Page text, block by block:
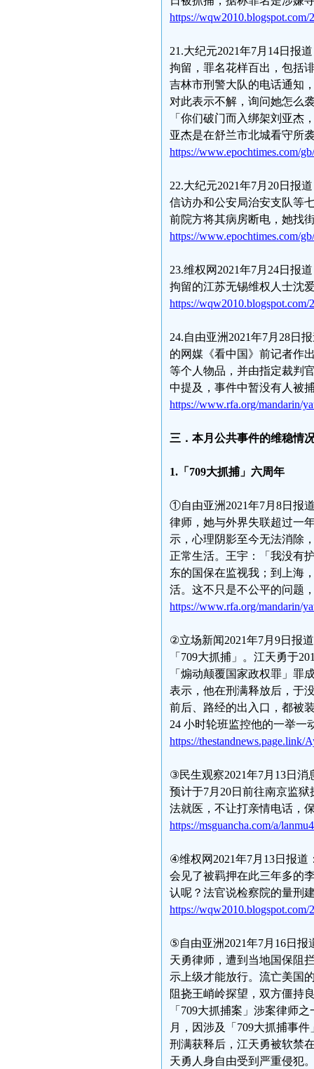
https://wqw2010.blogspot.com/
21.大纪元2021年7月14日报
拘留，罪名花样百出，包括
吉林市刑警大队的电话通知
对此表示不解，询问她怎么
「你们破门而入绑架刘亚杰
亚杰是在舒兰市北城看守所
https://www.epochtimes.com/
22.大纪元2021年7月20日报
信访办和公安局治安支队等
前院方将其病房断电，她找
https://www.epochtimes.com/
23.维权网2021年7月24日报
拘留的江苏无锡维权人士沈
https://wqw2010.blogspot.com/
24.自由亚洲2021年7月28日
的网媒《看中国》前记者作
等个人物品，并由指定裁判
中提及，事件中暂没有人被
https://www.rfa.org/mandarin/
三．本月公共事件的维稳情
1.「709大抓捕」六周年
①自由亚洲2021年7月8日报
律师，她与外界失联超过一
示，心理阴影至今无法消除
正常生活。王宇：「我没有
东的国保在监视我；到上海
活。这不只是不公平的问题
https://www.rfa.org/mandarin/
②立场新闻2021年7月9日报
「709大抓捕」。江天勇于
「煽动颠覆国家政权罪」罪
表示，他在刑满释放后，于
前后、路经的出入口，都被
24 小时轮班监控他的一举一
https://thestandnews.page.link/
③民生观察2021年7月13日消
预计于7月20日前往南京监
法就医，不让打亲情电话，
https://msguancha.com/a/
④维权网2021年7月13日报道
会见了被羁押在此三年多的
认呢？法官说检察院的量刑
https://wqw2010.blogspot.com/
⑤自由亚洲2021年7月16日报
天勇律师，遭到当地国保阻
示上级才能放行。流亡美国
阻挠王峭岭探望，双方僵持
「709大抓捕案」涉案律师
月，因涉及「709大抓捕事
刑满获释后，江天勇被软禁
天勇人身自由受到严重侵犯